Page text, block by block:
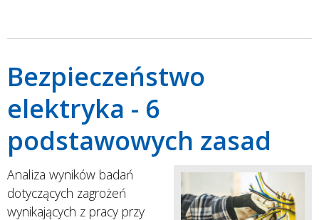
Bezpieczeństwo
elektryka - 6
podstawowych zasad
Analiza wyników badań
dotyczących zagrożeń
wynikających z pracy przy